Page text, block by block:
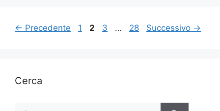
← Precedente Pagina
1 Pagina
2 Pagina
3 … Pagina
28 Successivo →
Cerca